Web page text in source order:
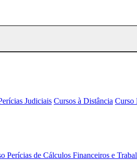
Judiciais Cursos à Distância Curso
Perícias de Cálculos Financeiros e